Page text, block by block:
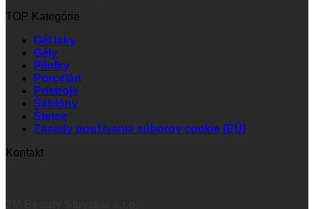
TOP Kategórie
Gél laky
Gély
Pilníky
Porcelán
Prístroje
Šablóny
Štetce
Zásady používania súborov cookie (EÚ)
Kontakt